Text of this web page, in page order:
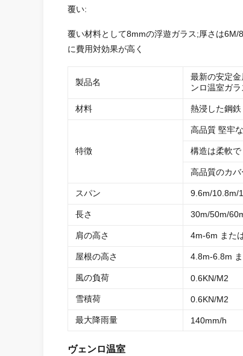
覆い:
覆い材料として8mmの浮遊ガラス;厚さは
に費用対効果が高く
製品名
最新の安定
ンロ温室ガ
材料 熱浸した鋼鉄
特徴
高品質 堅牢
構造は柔軟で
高品質のカ
スパン 9.6m/10.8m/
長さ 30m/50m/
肩の高さ 4m-6m また
屋根の高さ 4.8m-6.8m
風の負荷 0.6KN/M2
雪積荷 0.6KN/M2
最大降雨量 140mm/h
ヴェンロ温室